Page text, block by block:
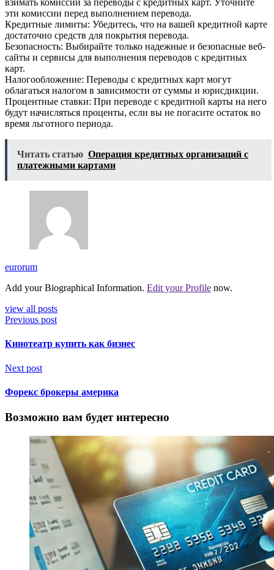
взимать комиссии за переводы с кредитных карт. Уточните
эти комиссии перед выполнением перевода.
Кредитные лимиты: Убедитесь, что на вашей кредитной карте
достаточно средств для покрытия перевода.
Безопасность: Выбирайте только надежные и безопасные веб-
сайты и сервисы для выполнения переводов с кредитных
карт.
Налогообложение: Переводы с кредитных карт могут
облагаться налогом в зависимости от суммы и юрисдикции.
Процентные ставки: При переводе с кредитной карты на него
будут начисляться проценты, если вы не погасите остаток во
время льготного периода.
Читать статью Операция кредитных организаций с
платежными картами
eurorum
Add your Biographical Information. Edit your Profile now.
view all posts
Previous post
Кинотеатр купить как бизнес
Next post
Форекс брокеры америка
Возможно вам будет интересно